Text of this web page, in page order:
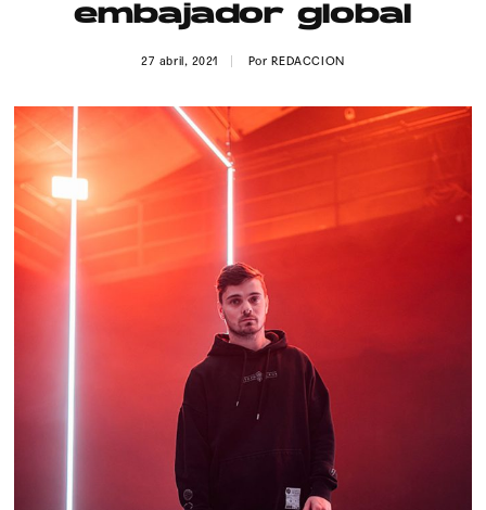
Aviso Legal
embajador global
27 abril, 2021 Por REDACCION